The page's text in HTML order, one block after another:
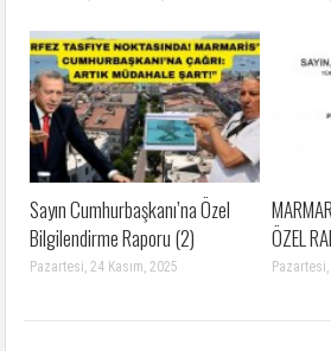
Sayın Cumhurbaşkanı’na Özel
Bilgilendirme Raporu (2)
Pazartesi, 24 Kasım, 2025
ÖZEL